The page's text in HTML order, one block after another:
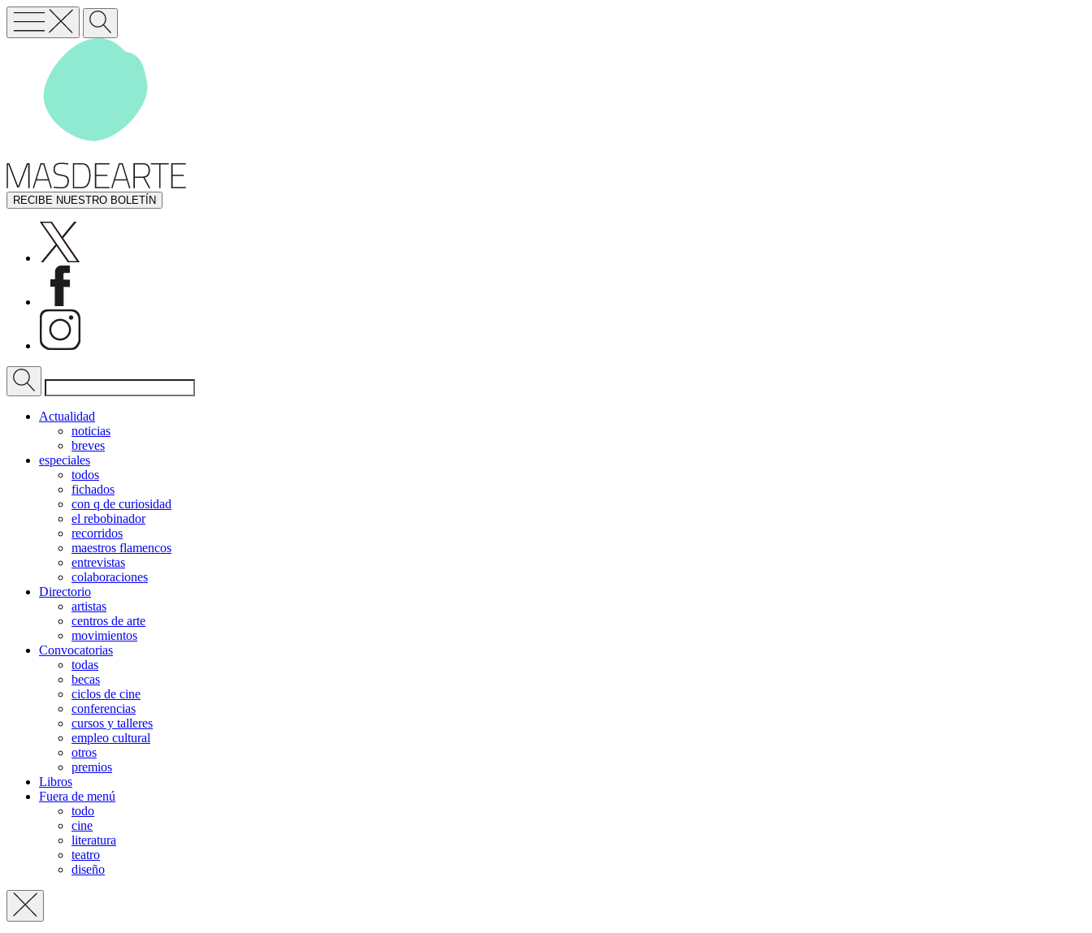
RECIBE NUESTRO BOLETÍN
Actualidad
noticias
breves
especiales
todos
fichados
con q de curiosidad
el rebobinador
recorridos
maestros flamencos
entrevistas
colaboraciones
Directorio
artistas
centros de arte
movimientos
Convocatorias
todas
becas
ciclos de cine
conferencias
cursos y talleres
empleo cultural
otros
premios
Libros
Fuera de menú
todo
cine
literatura
teatro
diseño